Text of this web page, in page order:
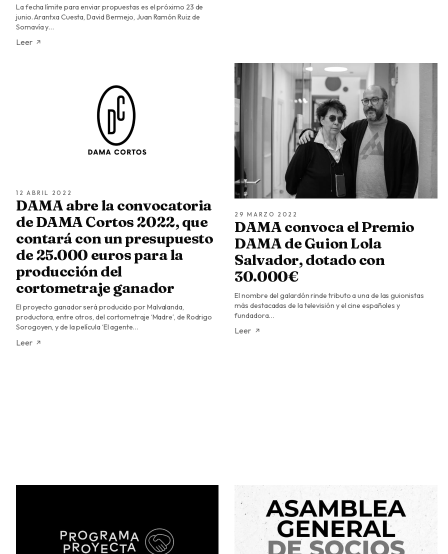
La fecha límite para enviar propuestas es el próximo 23 de
junio. Arantxa Cuesta, David Bermejo, Juan Ramón Ruiz de
Somavía y…
Leer
12 ABRIL 2022
DAMA abre la convocatoria
de DAMA Cortos 2022, que
contará con un presupuesto
de 25.000 euros para la
producción del
cortometraje ganador
El proyecto ganador será producido por Malvalanda,
productora, entre otros, del cortometraje ‘Madre’, de Rodrigo
Sorogoyen, y de la película ‘El agente…
Leer
29 MARZO 2022
DAMA convoca el Premio
DAMA de Guion Lola
Salvador, dotado con
30.000€
El nombre del galardón rinde tributo a una de las guionistas
más destacadas de la televisión y el cine españoles y
fundadora…
Leer